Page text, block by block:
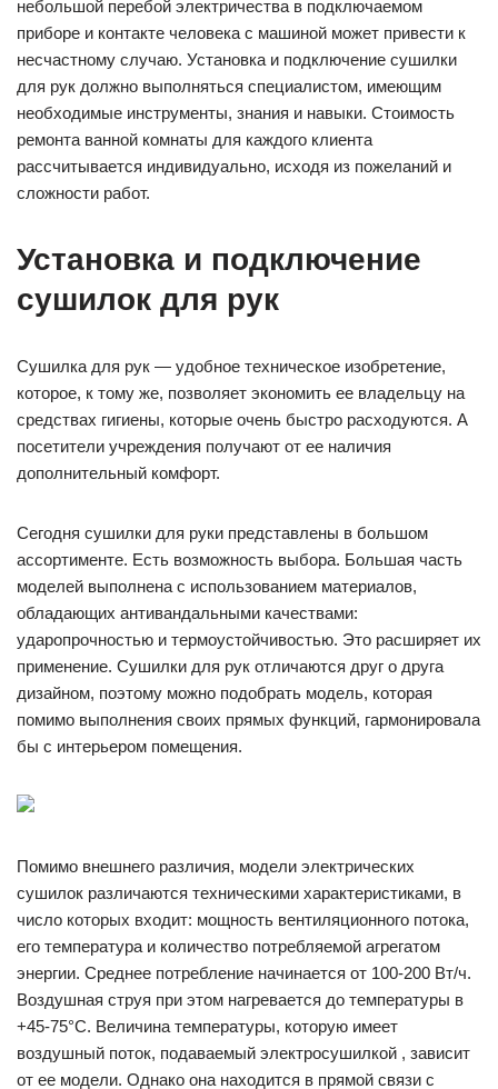
небольшой перебой электричества в подключаемом
приборе и контакте человека с машиной может привести к
несчастному случаю. Установка и подключение сушилки
для рук должно выполняться специалистом, имеющим
необходимые инструменты, знания и навыки. Стоимость
ремонта ванной комнаты для каждого клиента
рассчитывается индивидуально, исходя из пожеланий и
сложности работ.
Установка и подключение
сушилок для рук
Сушилка для рук — удобное техническое изобретение,
которое, к тому же, позволяет экономить ее владельцу на
средствах гигиены, которые очень быстро расходуются. А
посетители учреждения получают от ее наличия
дополнительный комфорт.
Сегодня сушилки для руки представлены в большом
ассортименте. Есть возможность выбора. Большая часть
моделей выполнена с использованием материалов,
обладающих антивандальными качествами:
ударопрочностью и термоустойчивостью. Это расширяет их
применение. Сушилки для рук отличаются друг о друга
дизайном, поэтому можно подобрать модель, которая
помимо выполнения своих прямых функций, гармонировала
бы с интерьером помещения.
Помимо внешнего различия, модели электрических
сушилок различаются техническими характеристиками, в
число которых входит: мощность вентиляционного потока,
его температура и количество потребляемой агрегатом
энергии. Среднее потребление начинается от 100-200 Вт/ч.
Воздушная струя при этом нагревается до температуры в
+45-75°C. Величина температуры, которую имеет
воздушный поток, подаваемый электросушилкой , зависит
от ее модели. Однако она находится в прямой связи с